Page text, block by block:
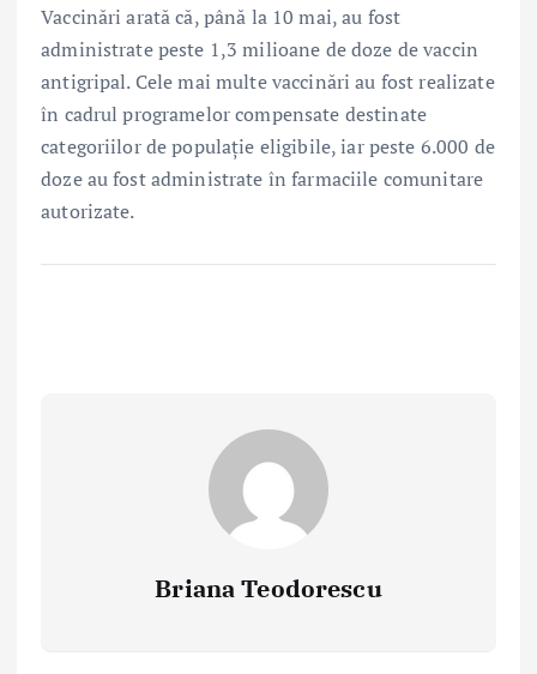
Vaccinări arată că, până la 10 mai, au fost
administrate peste 1,3 milioane de doze de vaccin
antigripal. Cele mai multe vaccinări au fost realizate
în cadrul programelor compensate destinate
categoriilor de populație eligibile, iar peste 6.000 de
doze au fost administrate în farmaciile comunitare
autorizate.
Briana Teodorescu